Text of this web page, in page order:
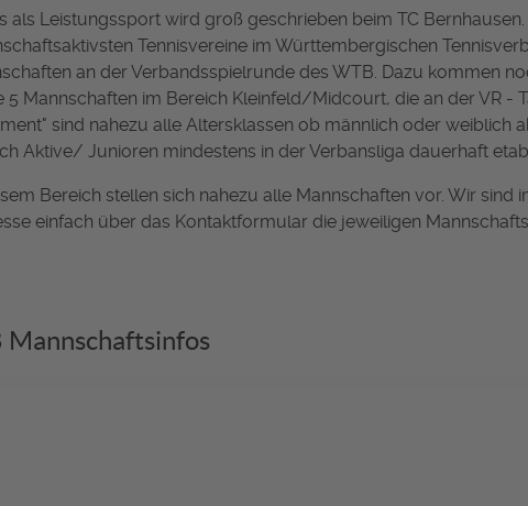
als Leistungssport wird groß geschrieben beim TC
Tennisvereine im Württembergischen
an der Verbandsspielrunde des WTB. Dazu kommen
5 Mannschaften im Bereich Kleinfeld/Midcourt, die an der VR -
sind nahezu alle Altersklassen ob männlich oder weiblich
Aktive/ Junioren mindestens in der Verbansliga dauerhaft
Bereich stellen sich nahezu alle Mannschaften vor. Wir sind
einfach über das Kontaktformular die jeweiligen
Mannschaftsinfos